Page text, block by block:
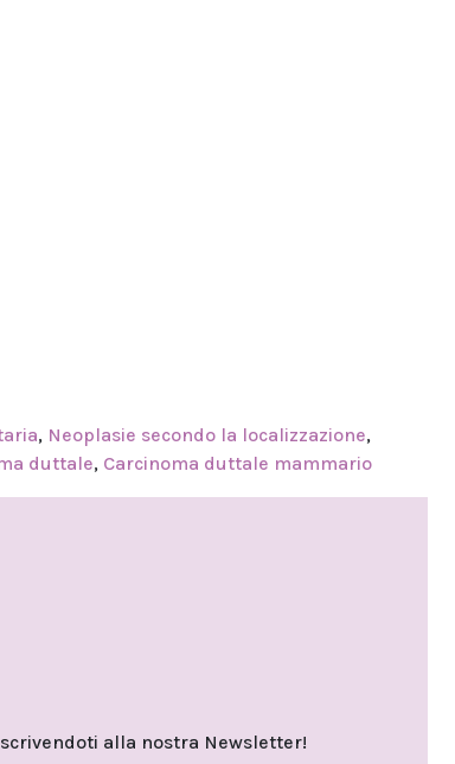
, Neoplasie secondo la localizzazione,
duttale, Carcinoma duttale mammario
alla nostra Newsletter!